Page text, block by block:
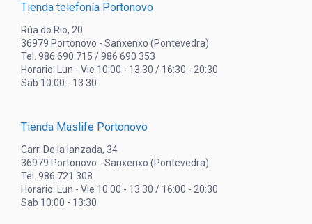
Tienda telefonía Portonovo
Rúa do Rio, 20
36979 Portonovo - Sanxenxo (Pontevedra)
Tel. 986 690 715 / 986 690 353
Horario: Lun - Vie 10:00 - 13:30 / 16:30 - 20:30
Sab 10:00 - 13:30
Tienda Maslife Portonovo
Carr. De la lanzada, 34
36979 Portonovo - Sanxenxo (Pontevedra)
Tel. 986 721 308
Horario: Lun - Vie 10:00 - 13:30 / 16:00 - 20:30
Sab 10:00 - 13:30